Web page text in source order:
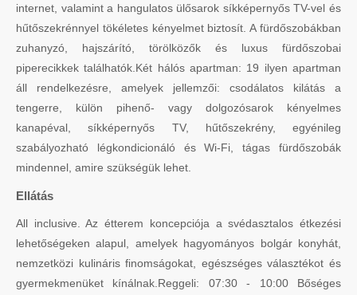
internet, valamint a hangulatos ülősarok síkképernyős TV-vel és
hűtőszekrénnyel tökéletes kényelmet biztosít. A fürdőszobákban
zuhanyzó, hajszárító, törölközők és luxus fürdőszobai
piperecikkek találhatók.Két hálós apartman: 19 ilyen apartman
áll rendelkezésre, amelyek jellemzői: csodálatos kilátás a
tengerre, külön pihenő- vagy dolgozósarok kényelmes
kanapéval, síkképernyős TV, hűtőszekrény, egyénileg
szabályozható légkondicionáló és Wi-Fi, tágas fürdőszobák
mindennel, amire szükségük lehet.
Ellátás
All inclusive. Az étterem koncepciója a svédasztalos étkezési
lehetőségeken alapul, amelyek hagyományos bolgár konyhát,
nemzetközi kulináris finomságokat, egészséges választékot és
gyermekmenüket kínálnak.Reggeli: 07:30 - 10:00 Bőséges